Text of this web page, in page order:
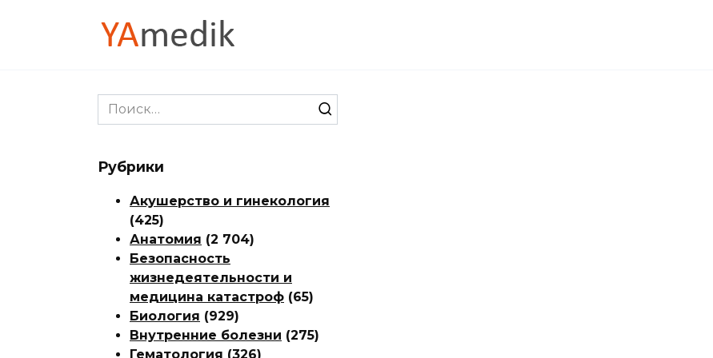
Search
for:
Рубрики
Акушерство и гинекология
(425)
Анатомия (2 704)
Безопасность
жизнедеятельности и
медицина катастроф (65)
Биология (929)
Внутренние болезни (275)
Гематология (326)